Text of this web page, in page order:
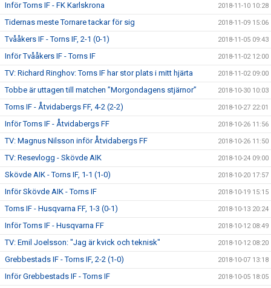
Inför Torns IF - FK Karlskrona 2018-11-10 10:28
Tidernas meste Tornare tackar för sig 2018-11-09 15:06
Tvååkers IF - Torns IF, 2-1 (0-1) 2018-11-05 09:43
Inför Tvååkers IF - Torns IF 2018-11-02 12:00
TV: Richard Ringhov: Torns IF har stor plats i mitt hjärta 2018-11-02 09:00
Tobbe är uttagen till matchen ”Morgondagens stjärnor” 2018-10-30 10:03
Torns IF - Åtvidabergs FF, 4-2 (2-2) 2018-10-27 22:01
Inför Torns IF - Åtvidabergs FF 2018-10-26 11:56
TV: Magnus Nilsson inför Åtvidabergs FF 2018-10-26 11:50
TV: Resevlogg - Skövde AIK 2018-10-24 09:00
Skövde AIK - Torns IF, 1-1 (1-0) 2018-10-20 17:57
Inför Skövde AIK - Torns IF 2018-10-19 15:15
Torns IF - Husqvarna FF, 1-3 (0-1) 2018-10-13 20:24
Inför Torns IF - Husqvarna FF 2018-10-12 08:49
TV: Emil Joelsson: "Jag är kvick och teknisk" 2018-10-12 08:20
Grebbestads IF - Torns IF, 2-2 (1-0) 2018-10-07 13:18
Inför Grebbestads IF - Torns IF 2018-10-05 18:05